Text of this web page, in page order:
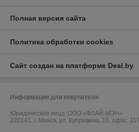
Полная версия сайта
Политика обработки cookies
Сайт создан на платформе Deal.by
Информация для покупателя
Юридическое лицо: ООО «ФЛАЙ-МЭН»
220141, г. Минск, ул. Купревича, 10, офис. 117